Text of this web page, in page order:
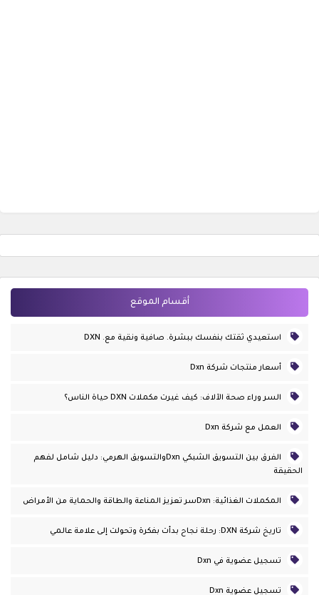
أقسام الموقع
استعيدي ثقتك بنفسك ببشرة. صافية ونقية مع. DXN
أسعار منتجات شركة Dxn
السر وراء صحة الآلاف: كيف غيرت مكملات DXN حياة الناس؟
العمل مع شركة Dxn
الفرق بين التسويق الشبكي Dxnوالتسويق الهرمي: دليل شامل لفهم
الحقيقة
المكملات الغذائية: Dxnسر تعزيز المناعة والطاقة والحماية من الأمراض
تاريخ شركة DXN: رحلة نجاح بدأت بفكرة وتحولت إلى علامة عالمي
تسجيل عضوية في Dxn
تسجيل عضوية Dxn